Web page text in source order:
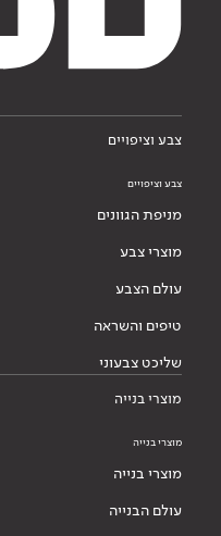
צבע וציפויים
צבע וציפויים
מניפת הגוונים
מוצרי צבע
עולם הצבע
טיפים והשראה
שליכט צבעוני
מוצרי בנייה
מוצרי בנייה
מוצרי בנייה
עולם הבנייה